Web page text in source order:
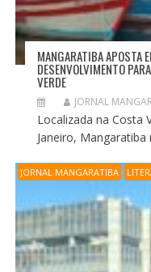
MANGARATIBA APOSTA
DESENVOLVIMENTO
VERDE
JORNAL
Localizada na Costa
Janeiro,
JORNAL MANGARATIBA